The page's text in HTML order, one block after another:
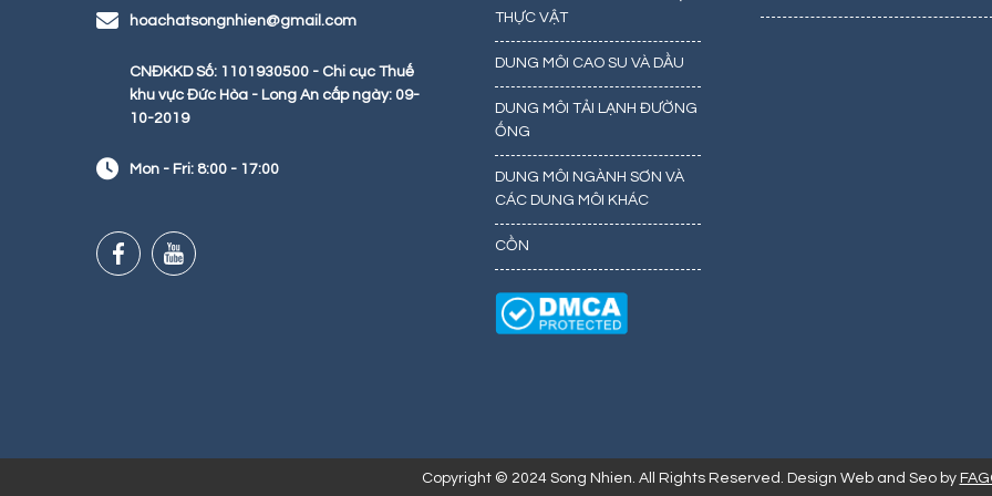
hoachatsongnhien@gmail.com
CNĐKKD Số: 1101930500 - Chi cục Thuế
khu vực Đức Hòa - Long An cấp ngày: 09-
10-2019
Mon - Fri: 8:00 - 17:00
THỰC VẬT
DUNG MÔI CAO SU VÀ DẦU
DUNG MÔI TẢI LẠNH ĐƯỜNG
ỐNG
DUNG MÔI NGÀNH SƠN VÀ
CÁC DUNG MÔI KHÁC
CỒN
Copyright © 2024 Song Nhien. All Rights Reserved. Design Web and Seo by